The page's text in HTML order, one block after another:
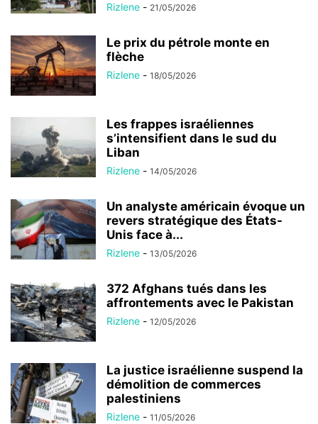
Rizlene - 21/05/2026
Le prix du pétrole monte en
flèche
Rizlene - 18/05/2026
Les frappes israéliennes
s’intensifient dans le sud du
Liban
Rizlene - 14/05/2026
Un analyste américain évoque un
revers stratégique des États-
Unis face à...
Rizlene - 13/05/2026
372 Afghans tués dans les
affrontements avec le Pakistan
Rizlene - 12/05/2026
La justice israélienne suspend la
démolition de commerces
palestiniens
Rizlene - 11/05/2026